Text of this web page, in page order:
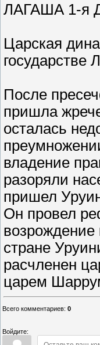
ЛАГАША 1-я
Царская
государстве
После
пришла
осталась
владение
разоряли
пришел
Он провел
возрождение
стране
расчленен
царем
Всего комментариев: 0
Войдите: